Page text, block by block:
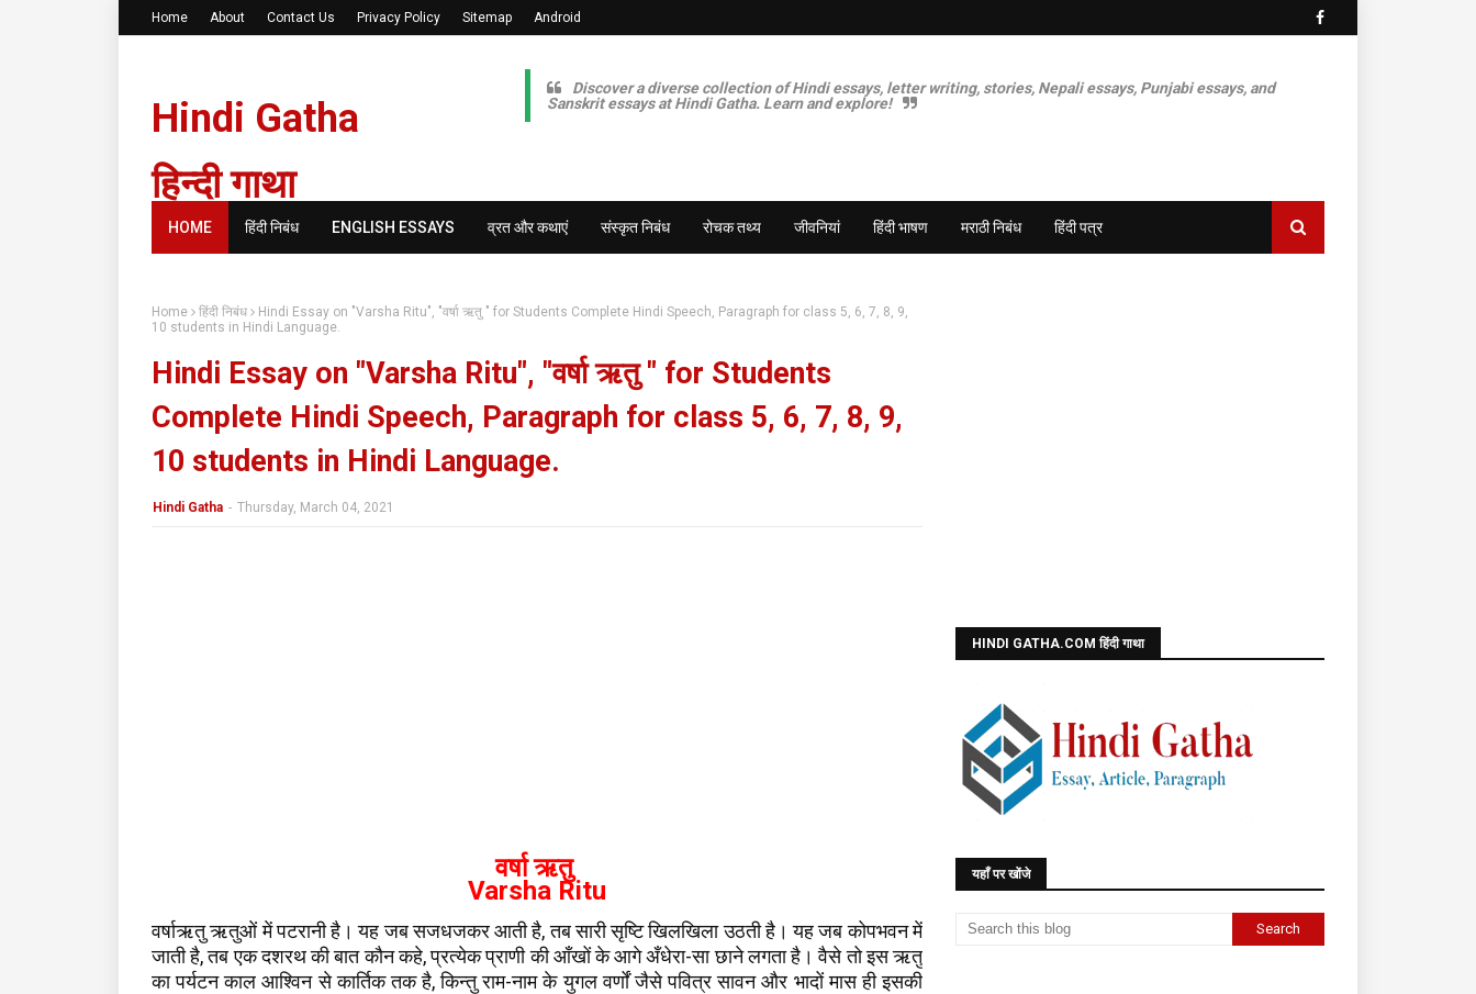
Home About Contact Us Privacy Policy Sitemap Android
Hindi Gatha
हिन्दी गाथा
Discover a diverse collection of Hindi essays, letter writing, stories, Nepali essays, Punjabi essays, and
Sanskrit essays at Hindi Gatha. Learn and explore!
HOME हिंदी निबंध ENGLISH ESSAYS व्रत और कथाएं संस्कृत निबंध रोचक तथ्य जीवनियां हिंदी भाषण मराठी निबंध हिंदी पत्र
Home हिंदी निबंध
Hindi Essay on "Varsha Ritu", "वर्षा ऋतु " for Students Complete Hindi Speech, Paragraph for class 5, 6, 7, 8, 9,
10 students in Hindi Language.
Hindi Essay on "Varsha Ritu", "वर्षा ऋतु " for Students
Complete Hindi Speech, Paragraph for class 5, 6, 7, 8, 9,
10 students in Hindi Language.
Hindi Gatha - Thursday, March 04, 2021
वर्षा ऋतु
Varsha Ritu
वर्षाऋतु ऋतुओं में पटरानी है। यह जब सजधजकर आती है, तब सारी सृष्टि खिलखिला उठती है। यह जब कोपभवन में
जाती है, तब एक दशरथ की बात कौन कहे, प्रत्येक प्राणी की आँखों के आगे अँधेरा-सा छाने लगता है। वैसे तो इस ऋतु
का पर्यटन काल आश्विन से कार्तिक तक है, किन्तु राम-नाम के युगल वर्णों जैसे पवित्र सावन और भादों मास ही इसकी
HINDI GATHA.COM हिंदी गाथा
यहाँ पर खोंजे